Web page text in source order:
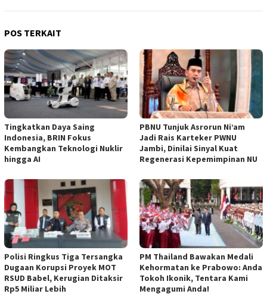
POS TERKAIT
Tingkatkan Daya Saing
Indonesia, BRIN Fokus
Kembangkan Teknologi Nuklir
hingga AI
PBNU Tunjuk Asrorun Ni’am
Jadi Rais Karteker PWNU
Jambi, Dinilai Sinyal Kuat
Regenerasi Kepemimpinan NU
Polisi Ringkus Tiga Tersangka
Dugaan Korupsi Proyek MOT
RSUD Babel, Kerugian Ditaksir
Rp5 Miliar Lebih
PM Thailand Bawakan Medali
Kehormatan ke Prabowo: Anda
Tokoh Ikonik, Tentara Kami
Mengagumi Anda!